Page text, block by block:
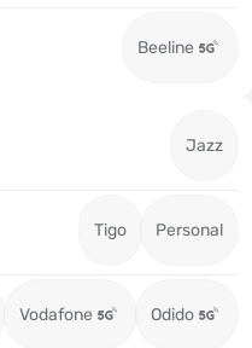
Beeline
Jazz
Tigo Personal
Vodafone Odido